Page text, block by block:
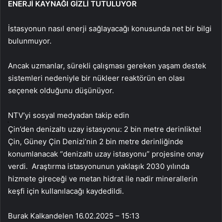
ENERJİ KAYNAĞI GİZLİ TUTULUYOR
İstasyonun nasıl enerji sağlayacağı konusunda net bir bilgi
bulunmuyor.
Ancak uzmanlar, sürekli çalışması gereken yaşam destek
sistemleri nedeniyle bir nükleer reaktörün en olası
seçenek olduğunu düşünüyor.
NTV’yi sosyal medyadan takip edin
Çin’den denizaltı uzay istasyonu: 2 bin metre derinlikte!
Çin, Güney Çin Denizi’nin 2 bin metre derinliğinde
konumlanacak “denizaltı uzay istasyonu” projesine onay
verdi. Araştırma istasyonunun yaklaşık 2030 yılında
hizmete gireceği ve metan hidrat ile nadir minerallerin
keşfi için kullanılacağı kaydedildi.
Burak Kalkandelen 16.02.2025 – 15:13